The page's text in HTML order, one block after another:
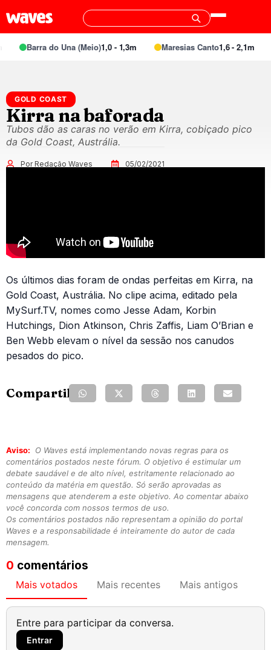
Barra do Una (Meio)1,0 - 1,3m Maresias Canto1,6 - 2,1m
GOLD COAST
Kirra na baforada
Tubos dão as caras no verão em Kirra, cobiçado pico
da Gold Coast, Austrália.
Por Redação Waves 05/02/2021
Os últimos dias foram de ondas perfeitas em Kirra, na
Gold Coast, Austrália. No clipe acima, editado pela
MySurf.TV, nomes como Jesse Adam, Korbin
Hutchings, Dion Atkinson, Chris Zaffis, Liam O’Brian e
Ben Webb elevam o nível da sessão nos canudos
pesados do pico.
Compartilhe:
Aviso:
O Waves está implementando novas regras para os
comentários postados neste fórum. O objetivo é estimular um
debate saudável e de alto nível, estritamente relacionado ao
conteúdo da matéria em questão. Só serão aprovadas as
mensagens que atenderem a este objetivo. Ao comentar abaixo
você concorda com nossos termos de uso.
Os comentários postados não representam a opinião do portal
Waves e a responsabilidade é inteiramente do autor de cada
mensagem.
0 comentários
Mais votados Mais recentes Mais antigos
Entre para participar da conversa.
Entrar